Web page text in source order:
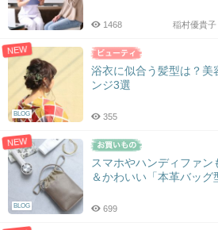
稲村優貴子
1468
NEW
BLOG
浴衣に似合う髪型は？美
ンジ3選
355
NEW
BLOG
スマホやハンディファン
＆かわいい「本革バッグ
699